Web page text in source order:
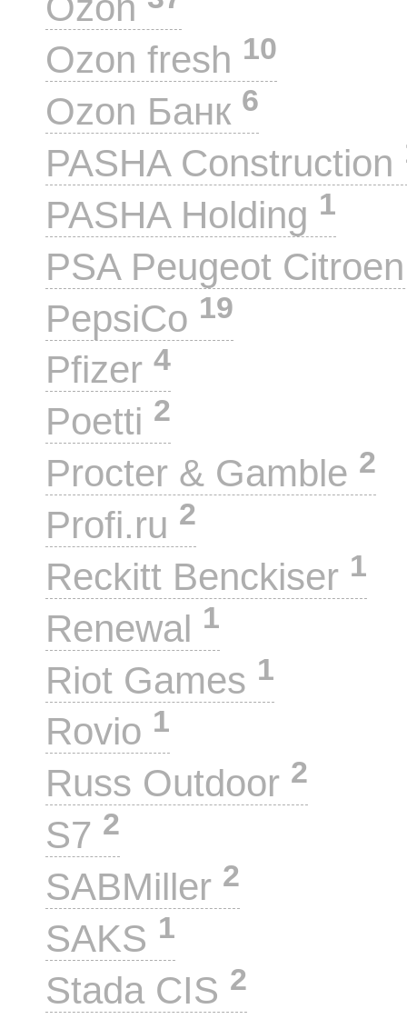
Ozon fresh 10
Ozon Банк 6
PASHA Construction
PASHA Holding 1
PSA Peugeot
PepsiCo 19
Pfizer 4
Poetti 2
Procter & Gamble 2
Profi.ru 2
Reckitt Benckiser 1
Renewal 1
Riot Games 1
Rovio 1
Russ Outdoor 2
S7 2
SABMiller 2
SAKS 1
Stada CIS 2